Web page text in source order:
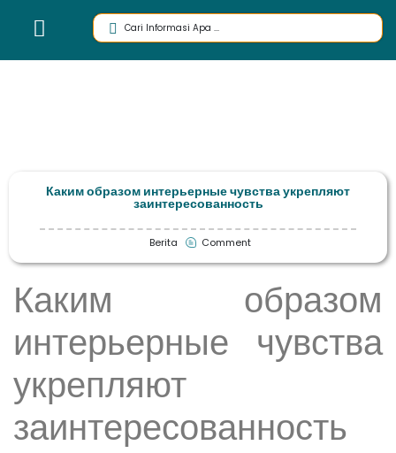
Каким образом интерьерные чувства укрепляют
заинтересованность
Berita Comment
Каким образом
интерьерные чувства
укрепляют
заинтересованность